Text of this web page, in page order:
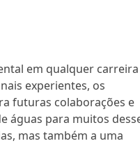
em qualquer carreira
experientes, os
futuras colaborações e
águas para muitos
mas também a uma